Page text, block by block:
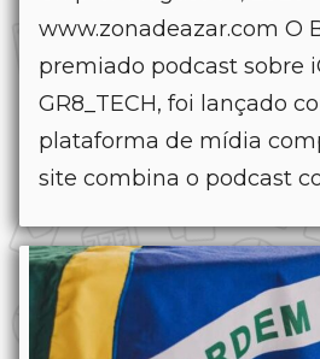
www.zonadeazar.com O
premiado podcast sobre
GR8_TECH, foi lançado
plataforma de mídia
site combina o podcast